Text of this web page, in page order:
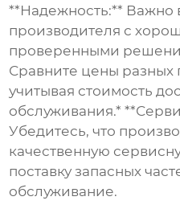
**Надежность:** Важно
производителя с
проверенными
Сравните цены разных
учитывая стоимость
обслуживания.*
Убедитесь, что
качественную
поставку запасных
обслуживание.